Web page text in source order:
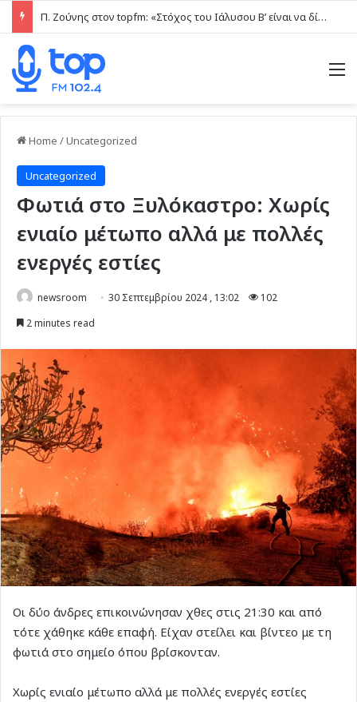
Π. Ζούνης στον topfm: «Στόχος του Ιάλυσου Β’ είναι να δίνει παιχνίδια και πραγματικές ευκαιρίες στα νέα παιδιά» (ηχητικό)
Home /Uncategorized
Uncategorized
Φωτιά στο Ξυλόκαστρο: Χωρίς
ενιαίο μέτωπο αλλά με πολλές
ενεργές εστίες
newsroom 30 Σεπτεμβρίου 2024 , 13:02
102
2 minutes read
Οι δύο άνδρες επικοινώνησαν χθες στις 21:30 και από
τότε χάθηκε κάθε επαφή. Είχαν στείλει και βίντεο με τη
φωτιά στο σημείο όπου βρίσκονταν.
Χωρίς ενιαίο μέτωπο αλλά με πολλές ενεργές εστίες